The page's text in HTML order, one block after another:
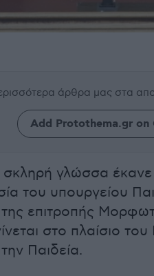
άρθρα μας στα
Add Protothema.gr on
σκληρή γλώσσα
του υπουργείου
επιτροπής
στο πλαίσιο του
Παιδεία.